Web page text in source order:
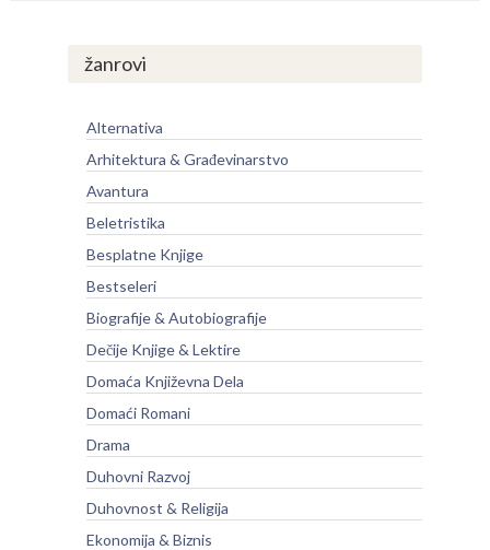
žanrovi
Alternativa
Arhitektura & Građevinarstvo
Avantura
Beletristika
Besplatne Knjige
Bestseleri
Biografije & Autobiografije
Dečije Knjige & Lektire
Domaća Književna Dela
Domaći Romani
Drama
Duhovni Razvoj
Duhovnost & Religija
Ekonomija & Biznis